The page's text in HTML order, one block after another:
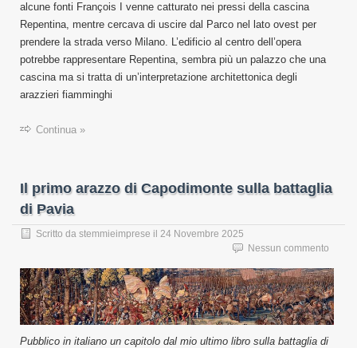
alcune fonti François I venne catturato nei pressi della cascina
Repentina, mentre cercava di uscire dal Parco nel lato ovest per
prendere la strada verso Milano. L’edificio al centro dell’opera
potrebbe rappresentare Repentina, sembra più un palazzo che una
cascina ma si tratta di un’interpretazione architettonica degli
arazzieri fiamminghi
Continua »
Il primo arazzo di Capodimonte sulla battaglia
di Pavia
Scritto da stemmieimprese il 24 Novembre 2025
Nessun commento
Pubblico in italiano un capitolo dal mio ultimo libro sulla battaglia di